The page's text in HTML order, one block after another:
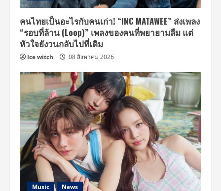
คนไทยเป็นอะไรกับคนเก่า! “INC MATAWEE” ส่งเพลง
“รอบที่ล้าน (Loop)” เพลงของคนที่พยายามลืม แต่
หัวใจยังวนกลับไปที่เดิม
Ice witch 08 สิงหาคม 2026
Music News